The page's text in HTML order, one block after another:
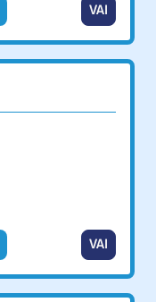
VAI
VAI